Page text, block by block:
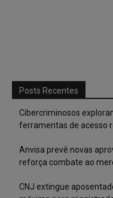
Posts Recentes
Cibercriminosos
ferramentas de acesso
Anvisa prevê novas
reforça combate ao
CNJ extingue